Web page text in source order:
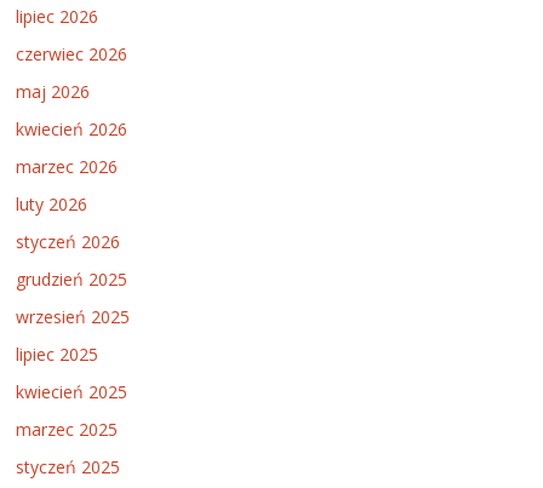
lipiec 2026
czerwiec 2026
maj 2026
kwiecień 2026
marzec 2026
luty 2026
styczeń 2026
grudzień 2025
wrzesień 2025
lipiec 2025
kwiecień 2025
marzec 2025
styczeń 2025